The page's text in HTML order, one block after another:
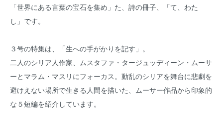
「世界にある言葉の宝石を集め」た、詩の冊子、「て、わた
し」です。
３号の特集は、「生への手がかりを記す」。
二人のシリア人作家、ムスタファ・タージュッディーン・ムーサ
ーとマラム・マスリにフォーカス。動乱のシリアを舞台に悲劇を
避けえない場所で生きる人間を描いた、ムーサー作品から印象的
な５短編を紹介しています。